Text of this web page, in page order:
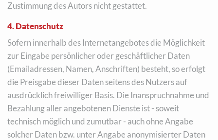
Zustimmung des Autors nicht gestattet.
4. Datenschutz
Sofern innerhalb des Internetangebotes die Möglichkeit
zur Eingabe persönlicher oder geschäftlicher Daten
(Emailadressen, Namen, Anschriften) besteht, so erfolgt
die Preisgabe dieser Daten seitens des Nutzers auf
ausdrücklich freiwilliger Basis. Die Inanspruchnahme und
Bezahlung aller angebotenen Dienste ist - soweit
technisch möglich und zumutbar - auch ohne Angabe
solcher Daten bzw. unter Angabe anonymisierter Daten